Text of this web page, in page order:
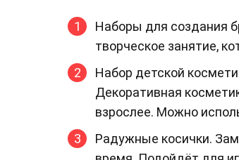
Наборы для создания
творческое занятие,
Набор детской
Декоративная
взрослее. Можно
Радужные косички.